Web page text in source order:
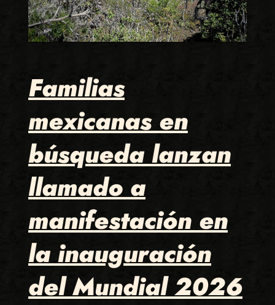
Familias
mexicanas en
búsqueda lanzan
llamado a
manifestación en
la inauguración
del Mundial 2026